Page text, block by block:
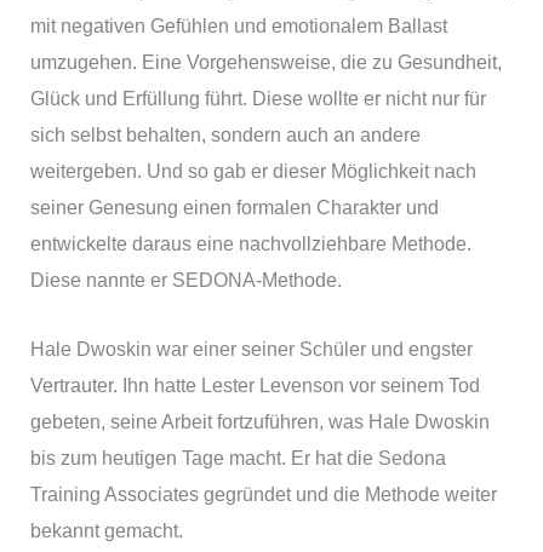
mit negativen Gefühlen und emotionalem Ballast
umzugehen. Eine Vorgehensweise, die zu Gesundheit,
Glück und Erfüllung führt. Diese wollte er nicht nur für
sich selbst behalten, sondern auch an andere
weitergeben. Und so gab er dieser Möglichkeit nach
seiner Genesung einen formalen Charakter und
entwickelte daraus eine nachvollziehbare Methode.
Diese nannte er SEDONA-Methode.
Hale Dwoskin war einer seiner Schüler und engster
Vertrauter. Ihn hatte Lester Levenson vor seinem Tod
gebeten, seine Arbeit fortzuführen, was Hale Dwoskin
bis zum heutigen Tage macht. Er hat die Sedona
Training Associates gegründet und die Methode weiter
bekannt gemacht.